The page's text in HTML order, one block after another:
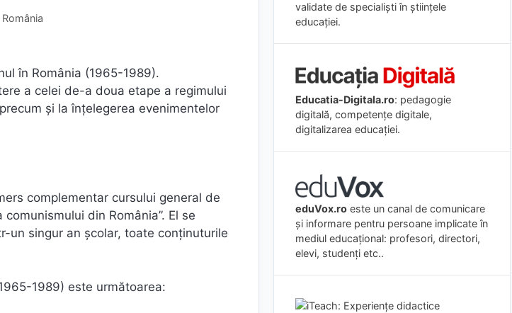
în România (1965-1989).
a celei de-a doua etape a regimului
şi la înţelegerea evenimentelor
complementar cursului general de
din România”. El se
un singur an şcolar, toate conţinuturile
1989) este următoarea:
validate de specialiști în științele
educației.
Educatia-Digitala.ro: pedagogie
digitală, competențe digitale,
digitalizarea educației.
eduVox.ro este un canal de comunicare
și informare pentru persoane implicate în
mediul educațional: profesori, directori,
elevi, studenți etc..